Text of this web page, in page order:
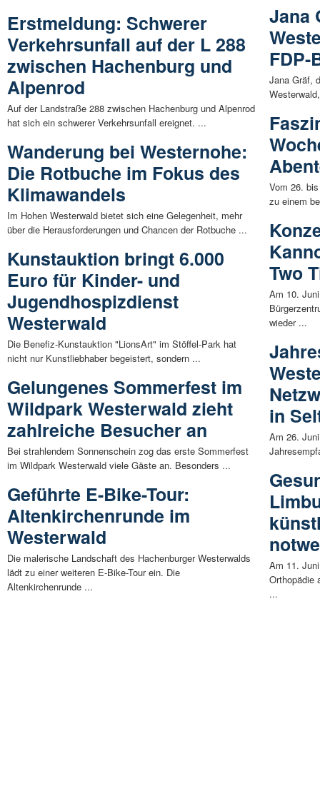
Erstmeldung: Schwerer
Verkehrsunfall auf der L 288
zwischen Hachenburg und
Alpenrod
Auf der Landstraße 288 zwischen Hachenburg und Alpenrod
hat sich ein schwerer Verkehrsunfall ereignet. ...
Wanderung bei Westernohe:
Die Rotbuche im Fokus des
Klimawandels
Im Hohen Westerwald bietet sich eine Gelegenheit, mehr
über die Herausforderungen und Chancen der Rotbuche ...
Kunstauktion bringt 6.000
Euro für Kinder- und
Jugendhospizdienst
Westerwald
Die Benefiz-Kunstauktion "LionsArt" im Stöffel-Park hat
nicht nur Kunstliebhaber begeistert, sondern ...
Gelungenes Sommerfest im
Wildpark Westerwald zieht
zahlreiche Besucher an
Bei strahlendem Sonnenschein zog das erste Sommerfest
im Wildpark Westerwald viele Gäste an. Besonders ...
Geführte E-Bike-Tour:
Altenkirchenrunde im
Westerwald
Die malerische Landschaft des Hachenburger Westerwalds
lädt zu einer weiteren E-Bike-Tour ein. Die
Altenkirchenrunde ...
Jana
FDP-
Jana Gräf,
Vom 26.
zu einem
Two
Am 10.
wieder ...
in
Am 26.
Am 11.
Orthopädie
...